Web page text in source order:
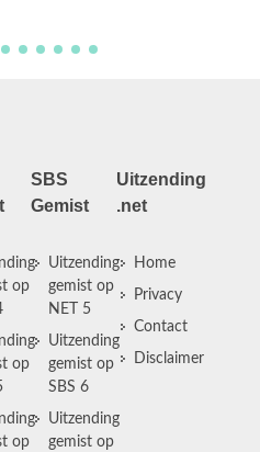
op
op
op
SBS
Gemist
Uitzending
gemist op
NET 5
Uitzending
gemist op
SBS 6
Uitzending
gemist op
Uitzending
.net
Home
Privacy
Contact
Disclaimer